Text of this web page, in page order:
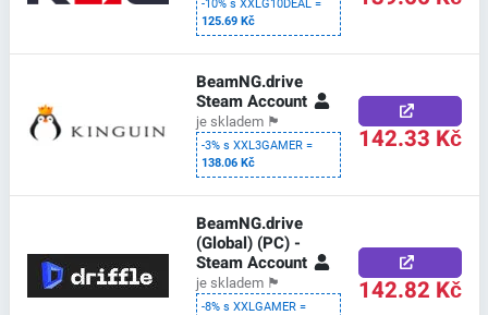
-10% s XXLG10DEAL =
125.69 Kč
BeamNG.drive
Steam Account
je skladem 🏴
-3% s XXL3GAMER =
138.06 Kč
142.33 Kč
BeamNG.drive
(Global) (PC) -
Steam Account
je skladem 🏴
-8% s XXLGAMER =
142.82 Kč